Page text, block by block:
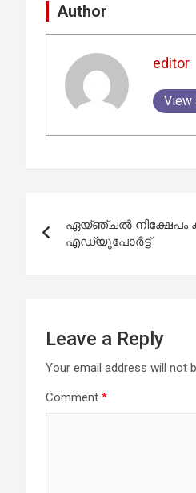
Author
editor
View
navigation
ഏയ്ഞ്ചല്‍ നിക്ഷേപം
എഡ്യുപോര്‍ട്ട്
Leave a Reply
Your email address will not
Comment *